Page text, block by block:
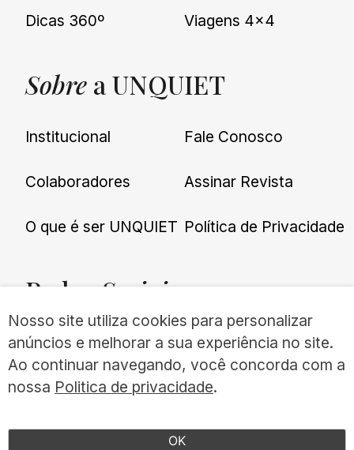
Dicas 360º Viagens 4×4
Sobre a UNQUIET
Institucional
Colaboradores
O que é ser UNQUIET
Fale Conosco
Assinar Revista
Política de Privacidade
RedesSociais
TODOS OS DIREITOS RESERVADOS
Nosso site utiliza cookies para personalizar
anúncios e melhorar a sua experiência no site.
Ao continuar navegando, você concorda com a
nossa Politica de privacidade.
OK